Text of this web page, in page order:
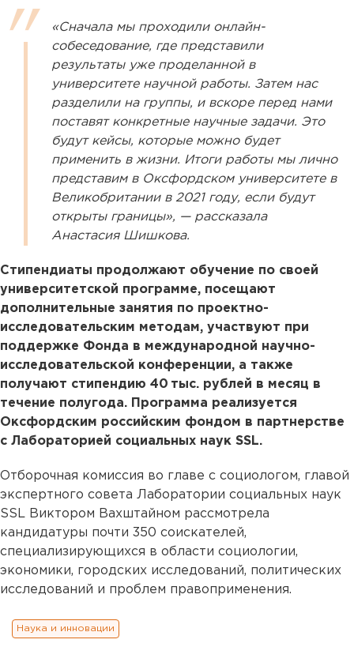
«Сначала мы проходили онлайн-
собеседование, где представили
результаты уже проделанной в
университете научной работы. Затем нас
разделили на группы, и вскоре перед нами
поставят конкретные научные задачи. Это
будут кейсы, которые можно будет
применить в жизни. Итоги работы мы лично
представим в Оксфордском университете в
Великобритании в 2021 году, если будут
открыты границы», — рассказала
Анастасия Шишкова.
Стипендиаты продолжают обучение по своей
университетской программе, посещают
дополнительные занятия по проектно-
исследовательским методам, участвуют при
поддержке Фонда в международной научно-
исследовательской конференции, а также
получают стипендию 40 тыс. рублей в месяц в
течение полугода. Программа реализуется
Оксфордским российским фондом в партнерстве
с Лабораторией социальных наук SSL.
Отборочная комиссия во главе с социологом, главой
экспертного совета Лаборатории социальных наук
SSL Виктором Вахштайном рассмотрела
кандидатуры почти 350 соискателей,
специализирующихся в области социологии,
экономики, городских исследований, политических
исследований и проблем правоприменения.
Наука и инновации